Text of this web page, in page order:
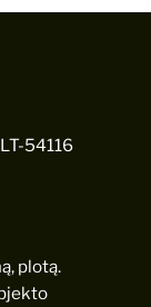
54116
plotą.